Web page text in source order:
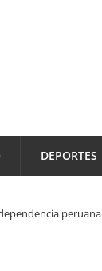
DEPORTES
peruana